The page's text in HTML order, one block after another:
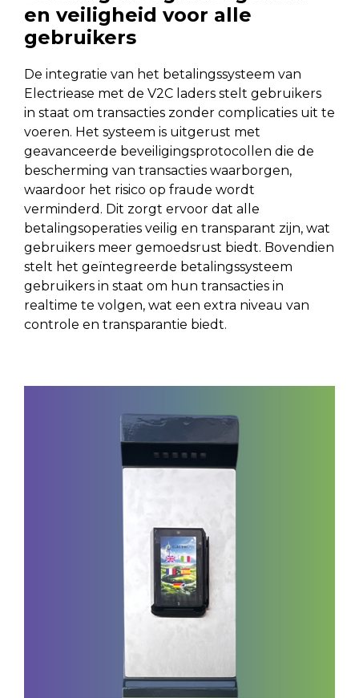
en veiligheid voor alle
gebruikers
De integratie van het betalingssysteem van
Electriease met de V2C laders stelt gebruikers
in staat om transacties zonder complicaties uit te
voeren. Het systeem is uitgerust met
geavanceerde beveiligingsprotocollen die de
bescherming van transacties waarborgen,
waardoor het risico op fraude wordt
verminderd. Dit zorgt ervoor dat alle
betalingsoperaties veilig en transparant zijn, wat
gebruikers meer gemoedsrust biedt. Bovendien
stelt het geïntegreerde betalingssysteem
gebruikers in staat om hun transacties in
realtime te volgen, wat een extra niveau van
controle en transparantie biedt.